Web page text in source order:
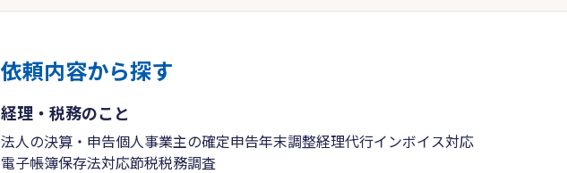
依頼内容から探す
経理・税務のこと
法人の決算・申告個人事業主の確定申告年末調整経理代行インボイス対応
電子帳簿保存法対応節税税務調査